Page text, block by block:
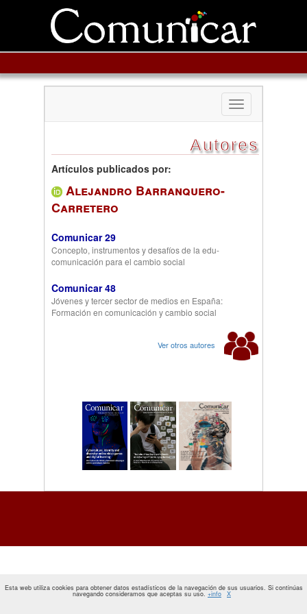
Toggle
navigation
Autores
Artículos publicados por:
Alejandro Barranquero-
Carretero
Comunicar 29
Concepto, instrumentos y desafíos de la edu-
comunicación para el cambio social
Comunicar 48
Jóvenes y tercer sector de medios en España:
Formación en comunicación y cambio social
Ver otros autores
Esta web utiliza cookies para obtener datos estadísticos de la navegación de sus usuarios. Si continúas
navegando consideramos que aceptas su uso. +info X